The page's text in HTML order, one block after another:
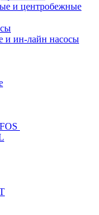
и центробежные
и ин-лайн насосы